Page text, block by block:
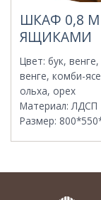
ШКАФ 0,8
ЯЩИКАМИ
Цвет:бук,
венге, комби-
ольха, орех
Материал:ЛДСП
Размер: